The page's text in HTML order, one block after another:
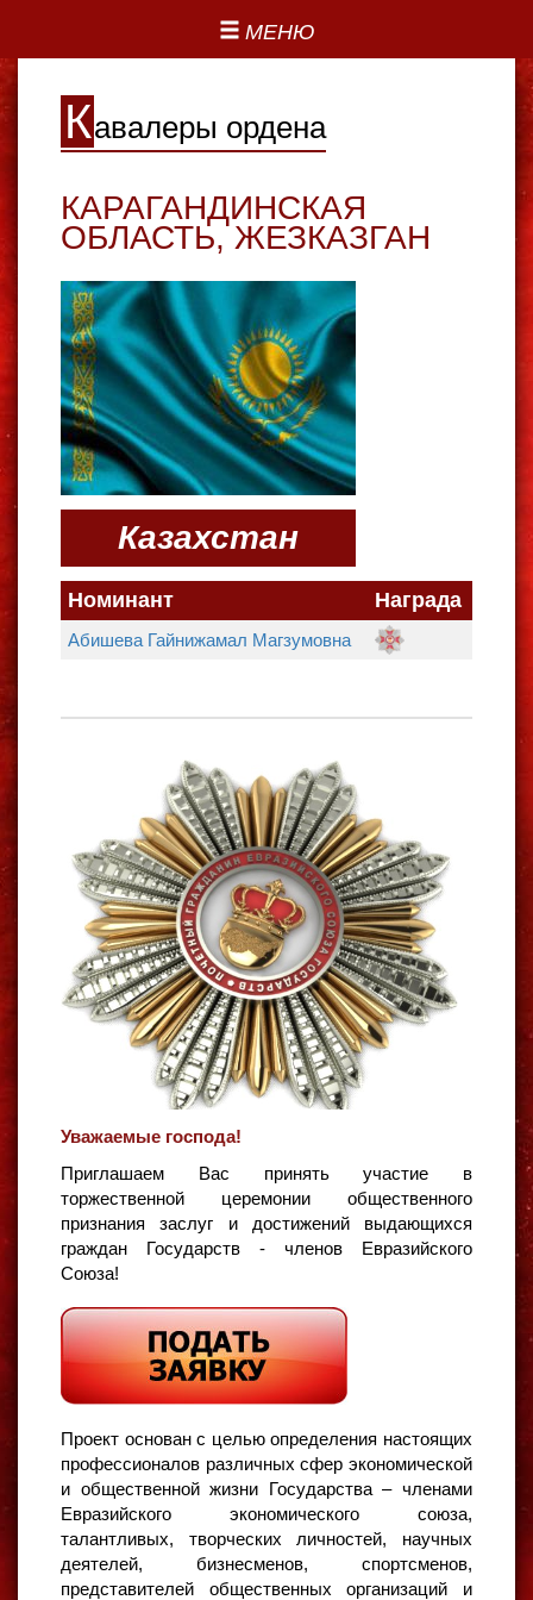
МЕНЮ
Кавалеры ордена
КАРАГАНДИНСКАЯ
ОБЛАСТЬ,ЖЕЗКАЗГАН
Казахстан
Номинант Награда
Абишева Гайнижамал Магзумовна
Уважаемые господа!
Приглашаем Вас принять участие в
торжественной церемонии общественного
признания заслуг и достижений выдающихся
граждан Государств - членов Евразийского
Союза!
Проект основан с целью определения настоящих
профессионалов различных сфер экономической
и общественной жизни Государства – членами
Евразийского экономического союза,
талантливых, творческих личностей, научных
деятелей, бизнесменов, спортсменов,
представителей общественных организаций и